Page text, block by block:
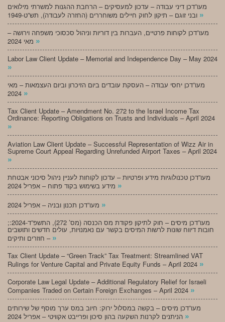
מעו”דכן דיני עבודה – עדכון למעסיקים – הרחבת ההגנות למשרתי מילואים
»
מעו”דכן לקוחות פרטיים, העברות בין דוריות וניהול סכסוכי משפחה וירושה –
»
Labor Law Client Update – Memorial and Independence Day – May 2024
»
מעו”דכן יחסי עבודה – העסקת עובדים ביום הזיכרון וביום העצמאות – מאי
»
Tax Client Update – Amendment No. 272 to the Israel Income Tax
Ordinance: Reporting Obligations on Trusts and Individuals – April 2024
»
Aviation Law Client Update – Successful Representation of Wizz Air in
Supreme Court Appeal Regarding Unrefunded Airport Taxes – April 2024
»
מעו”דכן טכנולוגיות מידע ופרטיות – עדכון לקוחות לעניין ניהול סיכוני אבטחת
»
»
;מעו”דכן מיסים – חוק לתיקון פקודת מס הכנסה (מס’ 272), התשפ”ד-2024:
חובות דיווח שונות לרשות המיסים בקשר עם נאמנויות, עולים חדשים ותושבים
חוזרים ותיקים – »
Tax Client Update – “Green Track” Tax Treatment: Streamlined VAT
Rulings for Venture Capital and Private Equity Funds – April 2024 »
Corporate Law Legal Update – Additional Regulatory Relief for Israeli
Companies Traded on Certain Foreign Exchanges – April 2024 »
מעו”דכן מיסים – בקשה במסלול ירוק: חיוב במס ערך מוסף של שירותים
»